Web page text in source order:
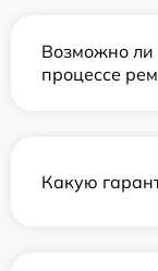
Возможно ли
процессе
Какую